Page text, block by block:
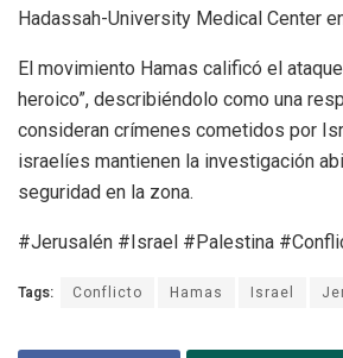
Hadassah-University Medical Center
El movimiento Hamas calificó el
heroico”, describiéndolo como una
consideran crímenes cometidos por
israelíes mantienen la investigación
seguridad en la zona.
#Jerusalén #Israel #Palestina
Tags: Conflicto Hamas Israel